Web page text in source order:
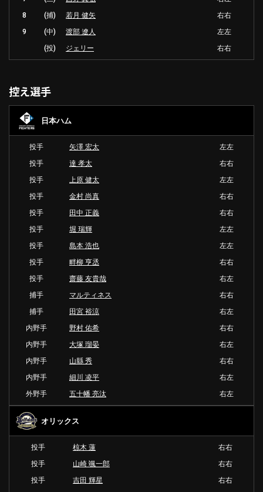
8
(捕) 若月 健矢
右右
9
(中) 渡部 遼人
左左
(投)
ジェリー 右右
控え選手
日本ハム
投手 矢澤 宏太
左左
投手
達 孝太
右右
投手
上原 健太
左左
投手
金村 尚真
右右
投手
田中 正義
右右
投手
堀 瑞輝
左左
投手
島本 浩也
左左
投手
畔柳 亨丞
右右
投手
齋藤 友貴哉
右左
捕手
マルティネス
右右
捕手
田宮 裕涼
右左
内野手
野村 佑希
右右
内野手
大塚 瑠晏
右左
内野手
山縣 秀
右右
内野手
細川 凌平
右左
外野手
五十幡 亮汰 右左
オリックス
投手 椋木 蓮
右右
投手
山崎 颯一郎
右右
投手
吉田 輝星
右右